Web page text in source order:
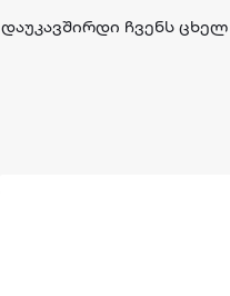
დაუკავშირდი ჩვენს ცხელ